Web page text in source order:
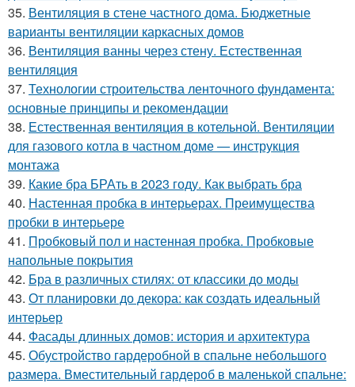
35. Вентиляция в стене частного дома. Бюджетные
варианты вентиляции каркасных домов
36. Вентиляция ванны через стену. Естественная
вентиляция
37. Технологии строительства ленточного фундамента:
основные принципы и рекомендации
38. Естественная вентиляция в котельной. Вентиляции
для газового котла в частном доме — инструкция
монтажа
39. Какие бра БРАть в 2023 году. Как выбрать бра
40. Настенная пробка в интерьерах. Преимущества
пробки в интерьере
41. Пробковый пол и настенная пробка. Пробковые
напольные покрытия
42. Бра в различных стилях: от классики до моды
43. От планировки до декора: как создать идеальный
интерьер
44. Фасады длинных домов: история и архитектура
45. Обустройство гардеробной в спальне небольшого
размера. Вместительный гардероб в маленькой спальне: